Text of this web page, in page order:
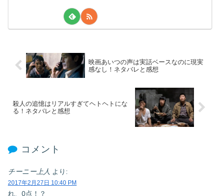
映画あいつの声は実話ベースなのに現実
感なし！ネタバレと感想
殺人の追憶はリアルすぎてヘトヘトにな
る！ネタバレと感想
コメント
チーニー上人 より:
2017年2月27日 10:40 PM
れ、0点！？